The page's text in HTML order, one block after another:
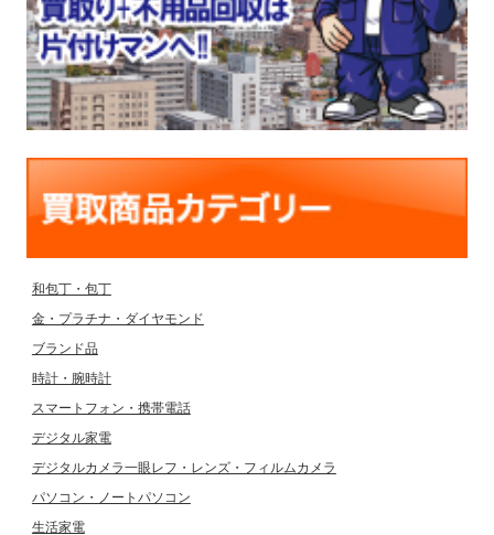
和包丁・包丁
金・プラチナ・ダイヤモンド
ブランド品
時計・腕時計
スマートフォン・携帯電話
デジタル家電
デジタルカメラ一眼レフ・レンズ・フィルムカメラ
パソコン・ノートパソコン
生活家電